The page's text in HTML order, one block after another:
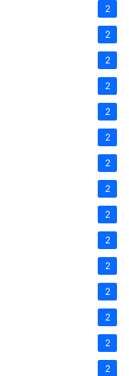
2
2
2
2
2
2
2
2
2
2
2
2
2
2
2